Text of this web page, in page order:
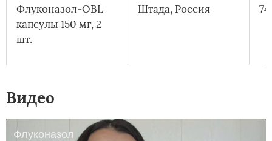
Флуконазол-OBL
капсулы 150 мг, 2
шт.
Штада, Россия 74
Видео
Флуконазол